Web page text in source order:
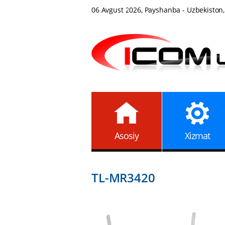
06 Avgust 2026, Payshanba -
Asosiy Xizmat
TL-MR3420